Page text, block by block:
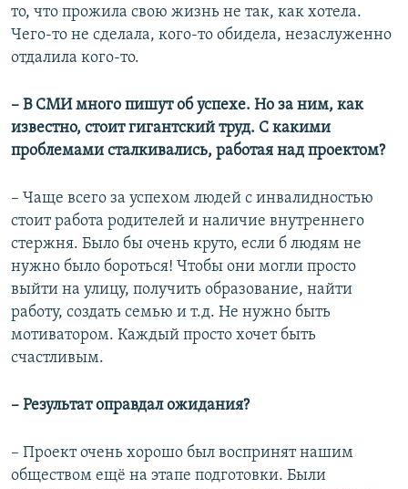
то, что прожила свою жизнь не так, как хотела.
Чего-то не сделала, кого-то обидела, незаслуженно
отдалила кого-то.
– В СМИ много пишут об успехе. Но за ним, как
известно, стоит гигантский труд. С какими
проблемами сталкивались, работая над проектом?
– Чаще всего за успехом людей с инвалидностью
стоит работа родителей и наличие внутреннего
стержня. Было бы очень круто, если б людям не
нужно было бороться! Чтобы они могли просто
выйти на улицу, получить образование, найти
работу, создать семью и т.д. Не нужно быть
мотиватором. Каждый просто хочет быть
счастливым.
– Результат оправдал ожидания?
– Проект очень хорошо был воспринят нашим
обществом ещё на этапе подготовки. Были